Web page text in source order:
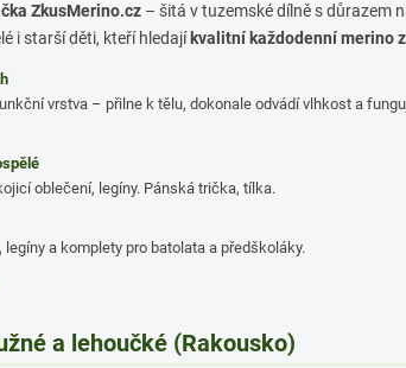
ZkusMerino.cz – šitá v tuzemské dílně s důrazem
i starší děti, kteří hledají kvalitní každodenní merino
vrstva – přilne k tělu, dokonale odvádí vlhkost a
oblečení, legíny. Pánská trička, tílka.
a komplety pro batolata a předškoláky.
a lehoučké (Rakousko)